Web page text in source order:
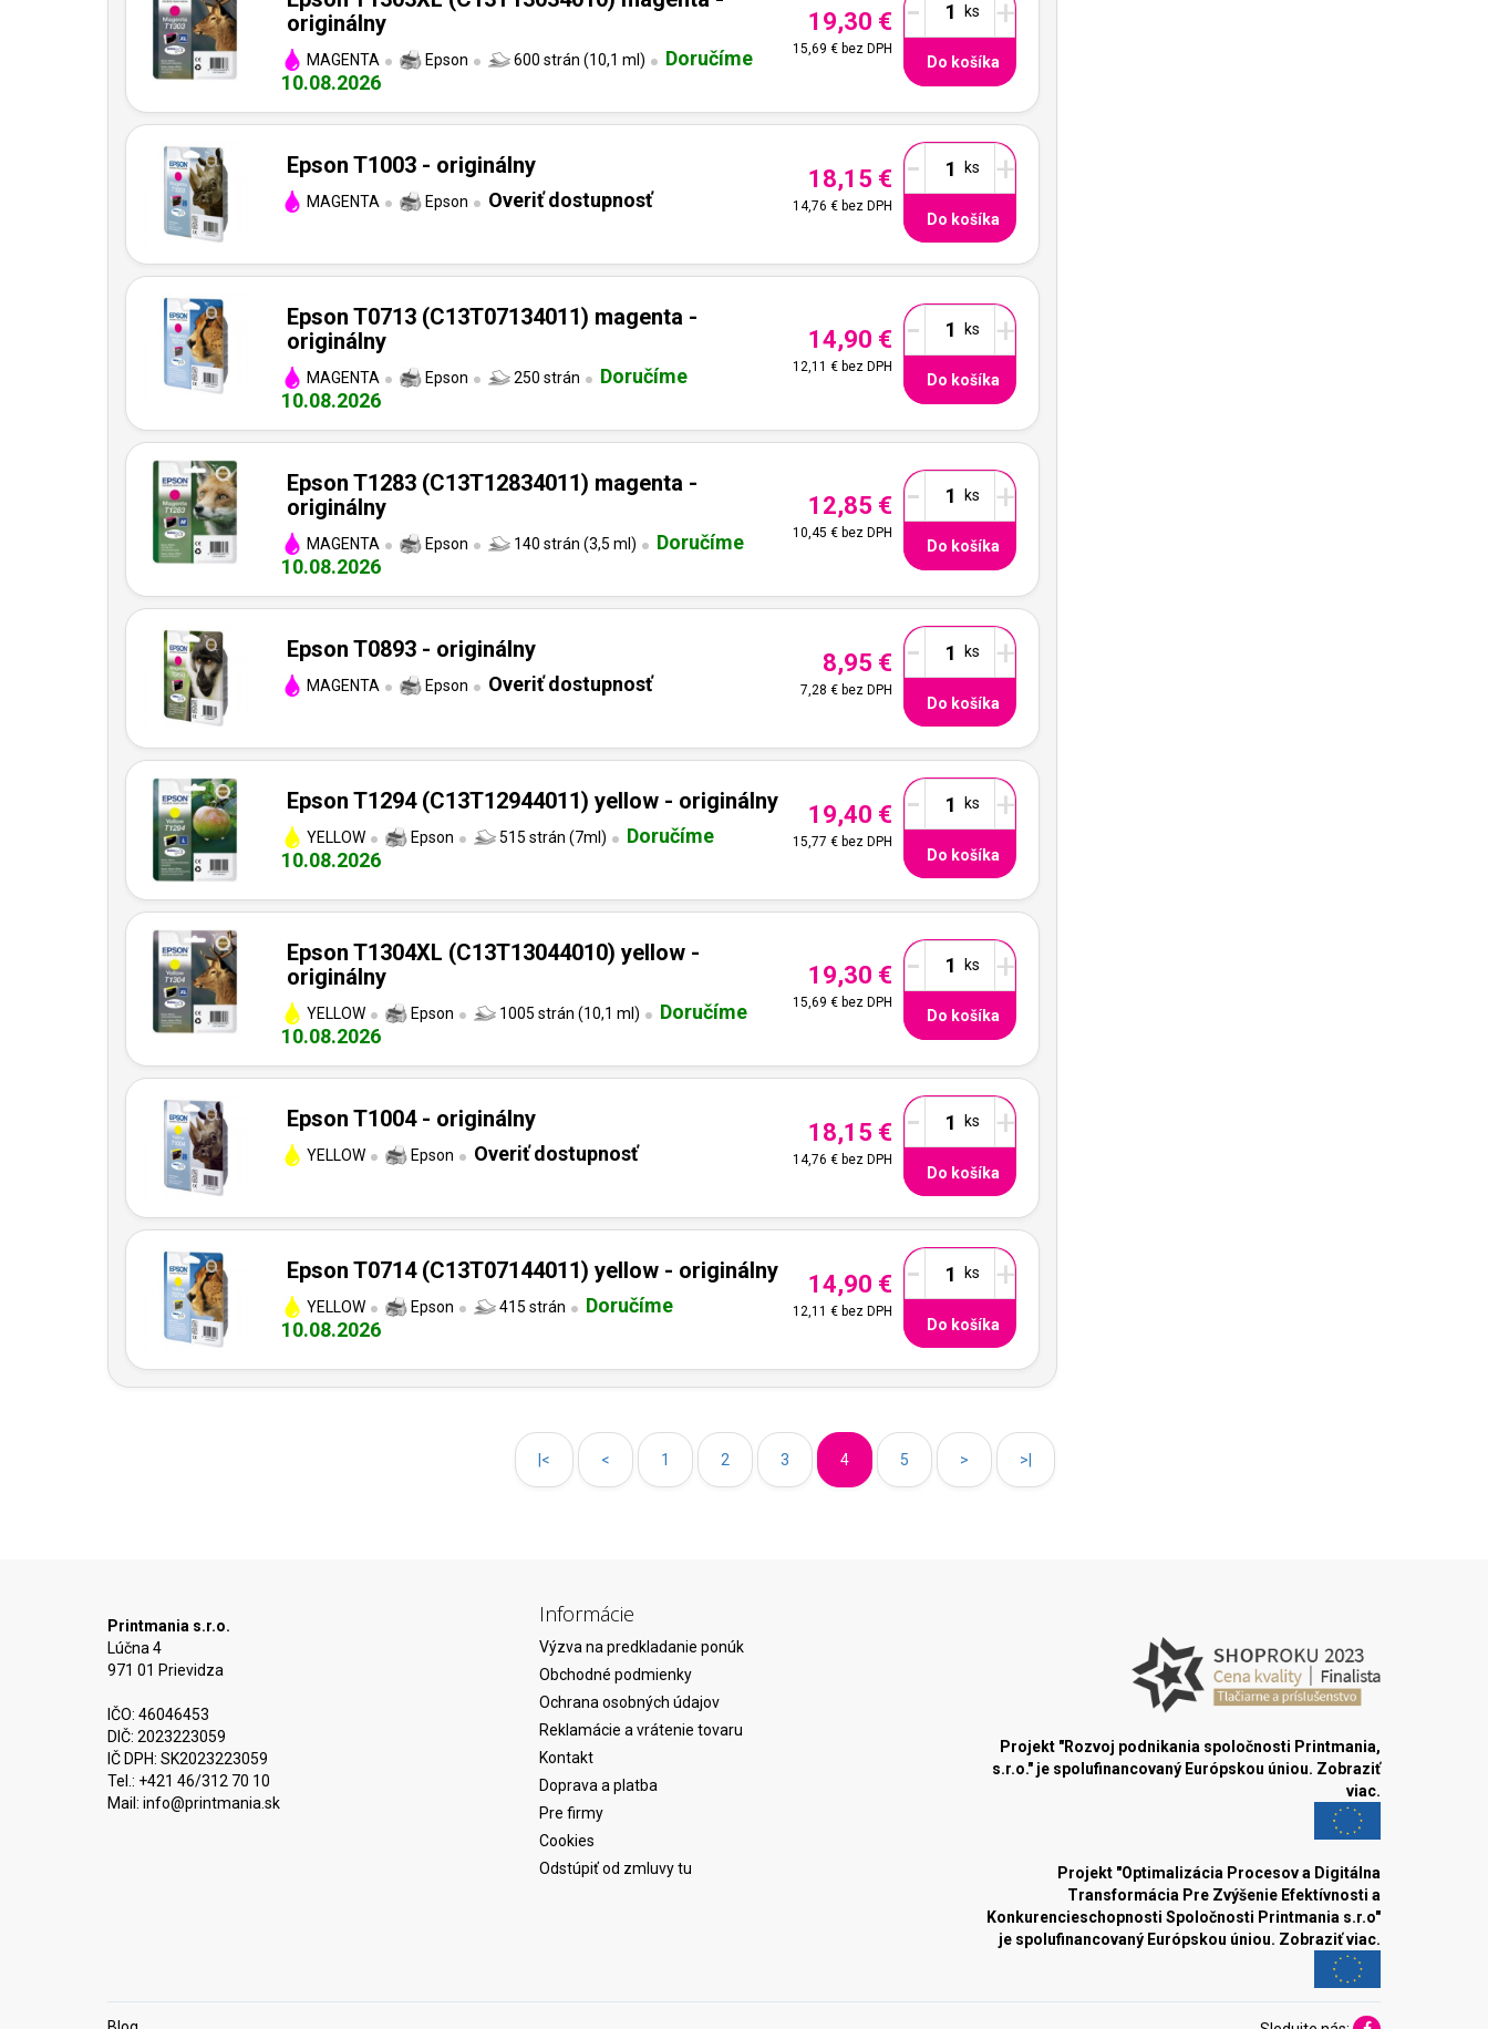
originálny
MAGENTA Epson 600 strán (10,1 ml)
Doručíme
10.08.2026
19,30 €
15,69 €bez DPH
- +
Do košíka
Epson T1003 - originálny
MAGENTA Epson Overiť dostupnosť
18,15 €
14,76 €bez DPH
- +
Do košíka
Epson T0713 (C13T07134011) magenta -
originálny
MAGENTA Epson 250 strán
Doručíme
10.08.2026
14,90 €
12,11 €bez DPH
- +
Do košíka
Epson T1283 (C13T12834011) magenta -
originálny
MAGENTA Epson 140 strán (3,5 ml)
Doručíme
10.08.2026
12,85 €
10,45 €bez DPH
- +
Do košíka
Epson T0893 - originálny
MAGENTA Epson Overiť dostupnosť
8,95 €
7,28 €bez DPH
- +
Do košíka
Epson T1294 (C13T12944011) yellow - originálny
YELLOW Epson 515 strán (7ml)
Doručíme
10.08.2026
19,40 €
15,77 €bez DPH
- +
Do košíka
Epson T1304XL (C13T13044010) yellow -
originálny
YELLOW Epson 1005 strán (10,1 ml)
Doručíme
10.08.2026
19,30 €
15,69 €bez DPH
- +
Do košíka
Epson T1004 - originálny
YELLOW Epson Overiť dostupnosť
18,15 €
14,76 €bez DPH
- +
Do košíka
Epson T0714 (C13T07144011) yellow - originálny
YELLOW Epson 415 strán
Doručíme
10.08.2026
14,90 €
12,11 €bez DPH
- +
Do košíka
|< < 1 2 3 4 5 > >|
Printmania s.r.o.
Lúčna 4
971 01 Prievidza
IČO: 46046453
DIČ: 2023223059
IČ DPH: SK2023223059
Tel.: +421 46/312 70 10
Mail: info@printmania.sk
Informácie
Výzva na predkladanie ponúk
Obchodné podmienky
Ochrana osobných údajov
Reklamácie a vrátenie tovaru
Kontakt
Doprava a platba
Pre firmy
Cookies
Odstúpiť od zmluvy tu
Projekt "Rozvoj podnikania spoločnosti Printmania,
s.r.o." je spolufinancovaný Európskou úniou. Zobraziť
viac.
Projekt "Optimalizácia Procesov a Digitálna
Transformácia Pre Zvýšenie Efektívnosti a
Konkurencieschopnosti Spoločnosti Printmania s.r.o"
je spolufinancovaný Európskou úniou. Zobraziť viac.